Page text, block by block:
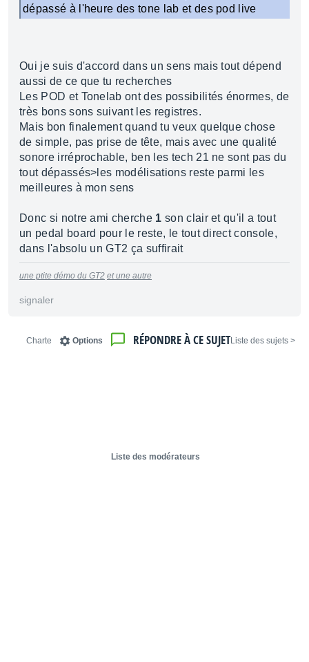
dépassé à l'heure des tone lab et des pod live
Oui je suis d'accord dans un sens mais tout dépend
aussi de ce que tu recherches
Les POD et Tonelab ont des possibilités énormes, de
très bons sons suivant les registres.
Mais bon finalement quand tu veux quelque chose
de simple, pas prise de tête, mais avec une qualité
sonore irréprochable, ben les tech 21 ne sont pas du
tout dépassés>les modélisations reste parmi les
meilleures à mon sens
Donc si notre ami cherche 1 son clair et qu'il a tout
un pedal board pour le reste, le tout direct console,
dans l'absolu un GT2 ça suffirait
une ptite démo du GT2 et une autre
signaler
< Liste des sujets
RÉPONDRE À CE SUJET
Options
Charte
Liste des modérateurs